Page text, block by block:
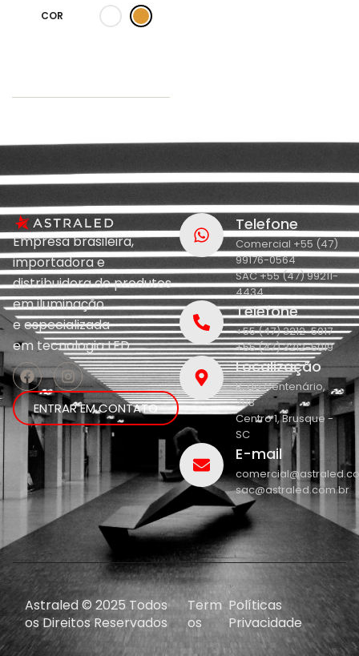
COR
Empresa brasileira,
importadora e
distribuidora de produtos
em iluminação
eespecializada
emtecnologia LED.
ENTRAR EM CONTATO
Telefone
Comercial +55 (47)
99176-0564
SAC +55 (47) 99211-
4434
Telefone
+55 (47) 3212-5017
+55 (47) 3212-5019
Localização
R. do Centenário,
208
Centro 1, Brusque -
SC
E-mail
sac@astraled.com.br
Astraled © 2025 Todos
os Direitos Reservados
Term
os
Políticas
Privacidade